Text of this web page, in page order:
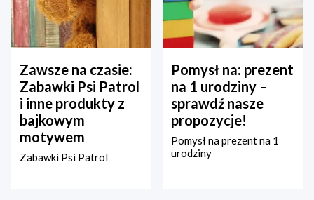
Zawsze na czasie:
Zabawki Psi Patrol
i inne produkty z
bajkowym
motywem
Zabawki Psi Patrol
Pomysł na: prezent
na 1 urodziny –
sprawdź nasze
propozycje!
Pomysł na prezent na 1
urodziny